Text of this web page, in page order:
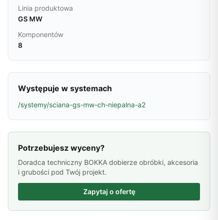
Linia produktowa
GS MW
Komponentów
8
Występuje w systemach
/systemy/sciana-gs-mw-ch-niepalna-a2
Potrzebujesz wyceny?
Doradca techniczny BOKKA dobierze obróbki, akcesoria
i grubości pod Twój projekt.
Zapytaj o ofertę